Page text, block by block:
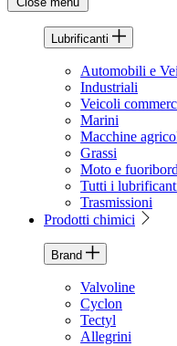
Lubrificanti
Automobili e
Industriali
Veicoli
Marini
Macchine
Grassi
Moto e
Tutti i
Trasmissioni
Prodotti chimici
Brand
Valvoline
Cyclon
Tectyl
Allegrini